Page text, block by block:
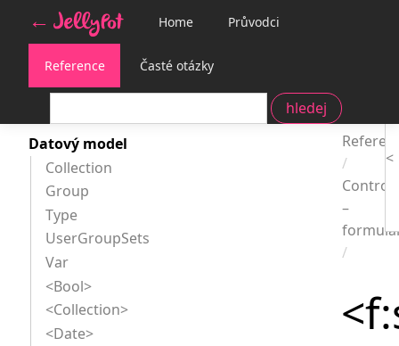
Home Průvodci
Reference Časté otázky
Controly
–
Reference
Datový model
Collection
Group
Type
UserGroupSets
Var
<Bool>
<Collection>
<Date>